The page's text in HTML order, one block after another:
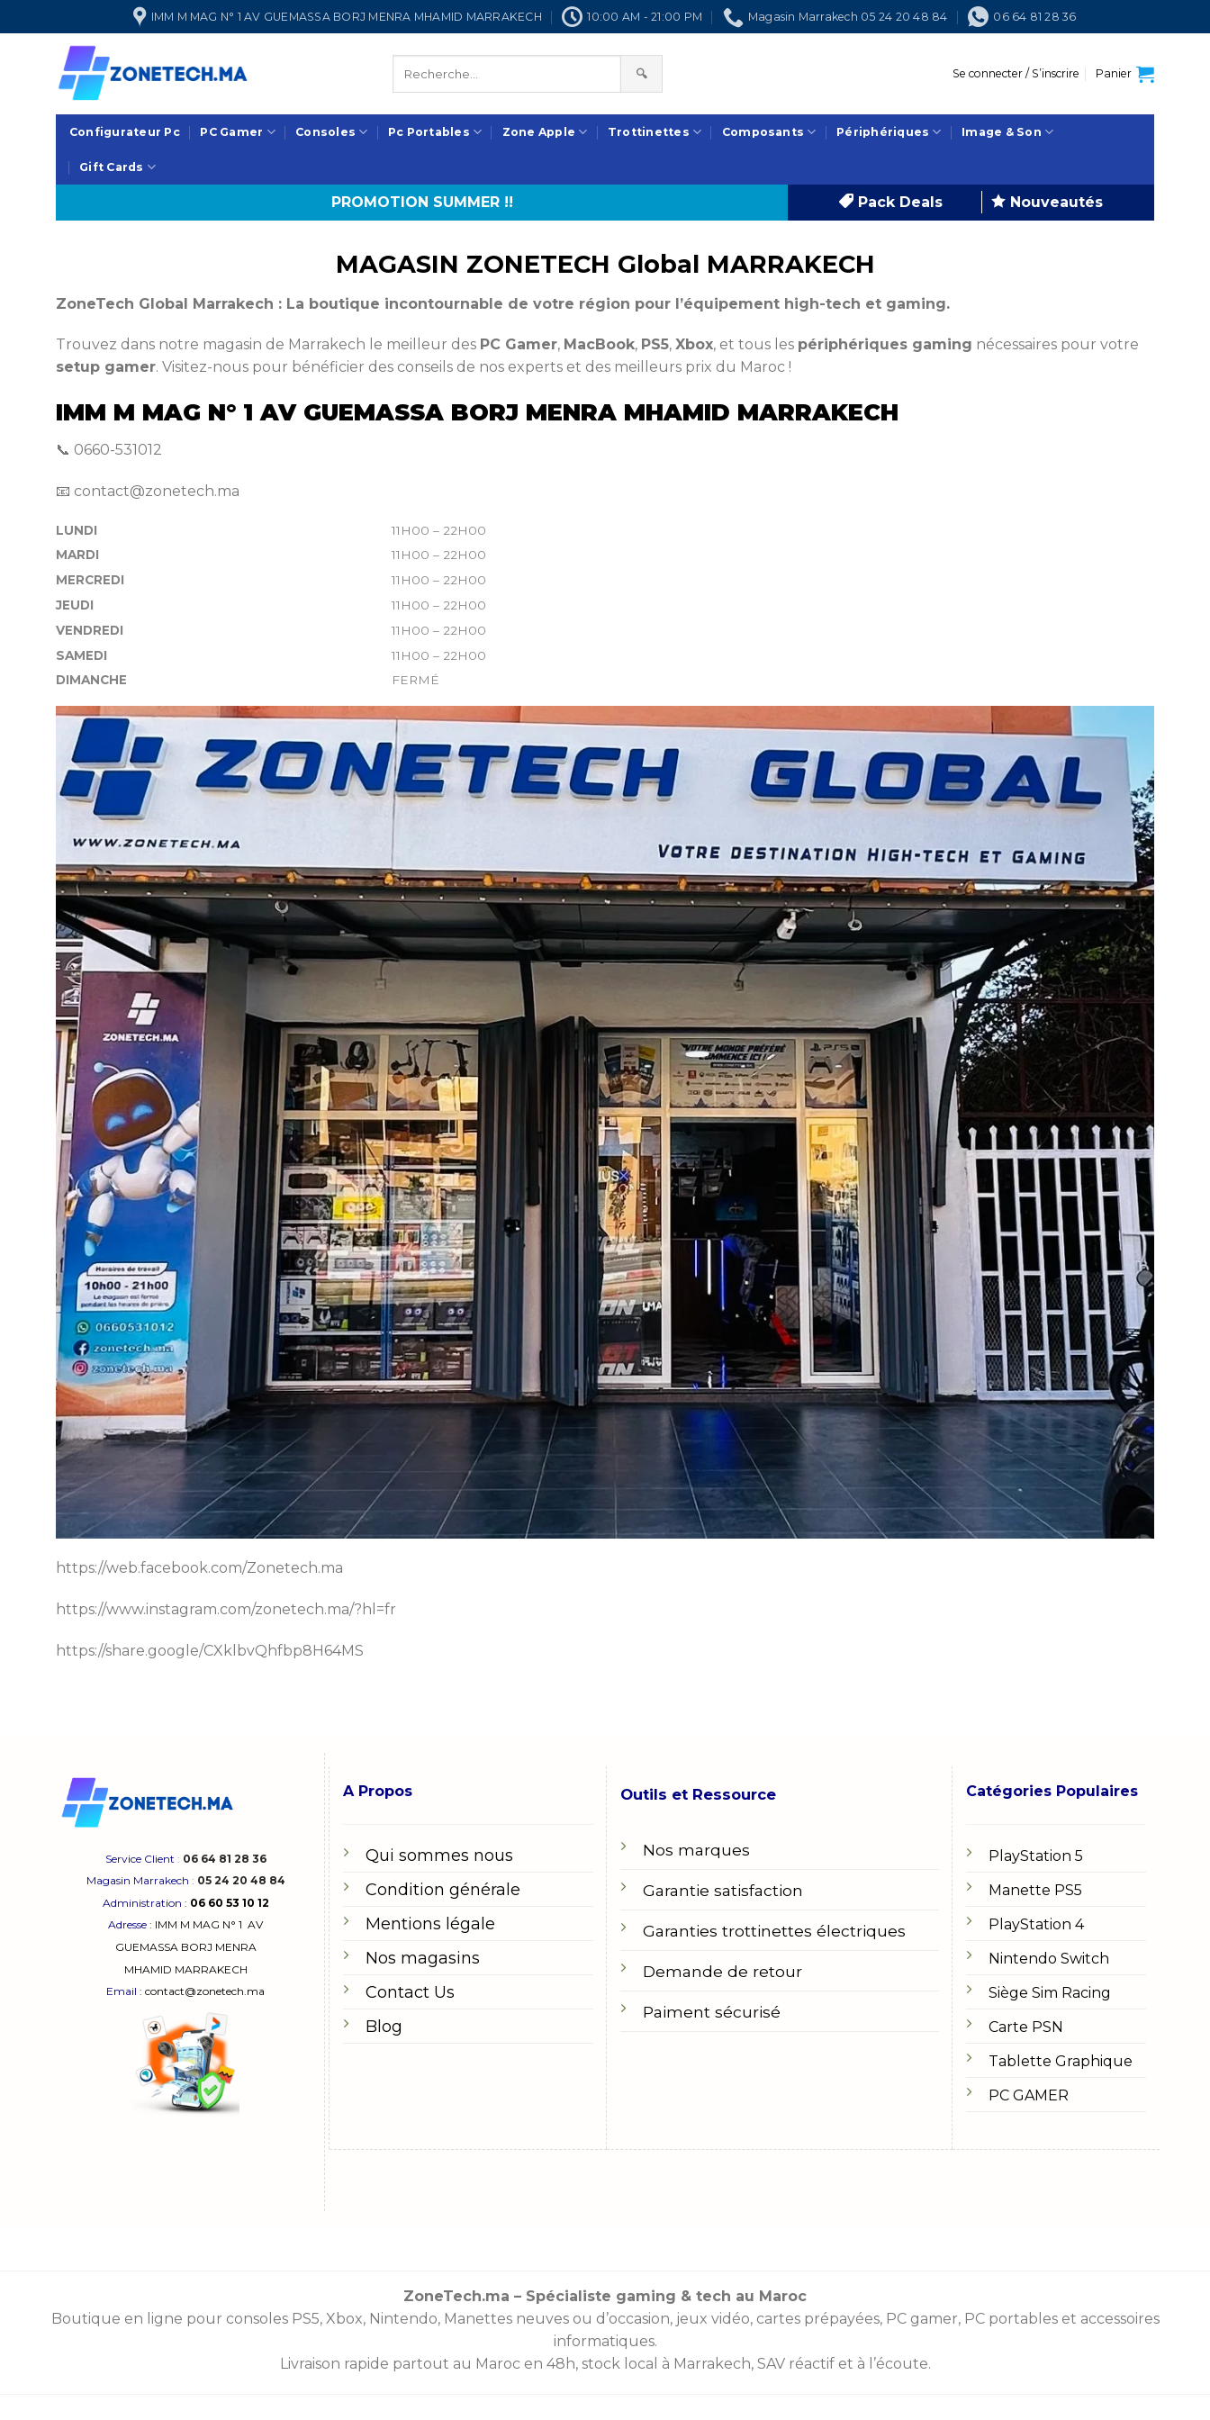
au
IMM M MAG N° 1 AV GUEMASSA BORJ MENRA MHAMID MARRAKECH 10:00 AM - 21:00 PM Magasin Marrakech 05 24 20 48 84 06 64 81 28 36
🔍 Se connecter / S’inscrire Panier
Configurateur Pc PC Gamer Consoles Pc Portables Zone Apple Trottinettes Composants Périphériques Image & Son
Gift Cards
PROMOTION SUMMER !! Pack Deals Nouveautés
MAGASIN ZONETECH Global MARRAKECH
ZoneTech Global Marrakech : La boutique incontournable de votre région pour l’équipement high-tech et gaming.
Trouvez dans notre magasin de Marrakech le meilleur des PC Gamer, MacBook, PS5, Xbox, et tous les périphériques gaming nécessaires pour votre
setup gamer. Visitez-nous pour bénéficier des conseils de nos experts et des meilleurs prix du Maroc !
IMM M MAG N° 1 AV GUEMASSA BORJ MENRA MHAMID MARRAKECH
📞 0660-531012
📧 contact@zonetech.ma
LUNDI
11H00 – 22H00
MARDI
11H00 – 22H00
MERCREDI
11H00 – 22H00
JEUDI
11H00 – 22H00
VENDREDI
11H00 – 22H00
SAMEDI
11H00 – 22H00
DIMANCHE
FERMÉ
https://web.facebook.com/Zonetech.ma
https://www.instagram.com/zonetech.ma/?hl=fr
https://share.google/CXklbvQhfbp8H64MS
Service Client : 06 64 81 28 36
Magasin Marrakech : 05 24 20 48 84
Administration : 06 60 53 10 12
Adresse : IMM M MAG N° 1AV
GUEMASSA BORJ MENRA
MHAMID MARRAKECH
Email : contact@zonetech.ma
A Propos
Qui sommes nous
Condition générale
Mentions légale
Nos magasins
Contact Us
Blog
Outils et Ressource
Nos marques
Garantie satisfaction
Garanties trottinettes électriques
Demande de retour
Paiment sécurisé
Catégories Populaires
PlayStation 5
Manette PS5
PlayStation 4
Nintendo Switch
Siège Sim Racing
Carte PSN
Tablette Graphique
PC GAMER
ZoneTech.ma – Spécialiste gaming & tech au Maroc
Boutique en ligne pour consoles PS5, Xbox, Nintendo, Manettesneuves ou d’occasion, jeux vidéo,cartes prépayées, PC gamer, PC portables et accessoires
informatiques.
Livraison rapide partout au Maroc en 48h, stock local à Marrakech, SAV réactif et à l’écoute.